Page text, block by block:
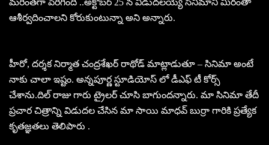
ఆశీర్వదించాలని కోరుకుంటున్నా అని అన్నారు.
హీరో, దర్శక నిర్మాత చంద్రశేఖర్ రాథోడ్ మాట్లాడుతూ – సినిమా అంటే
నాకు చాలా ఇష్టం. అన్నపూర్ణ స్టూడియోస్ లో డీఎఫ్ టీ కోర్స్
చేశాను.దిల్ రాజు గారు ట్రైలర్ చూసి బాగుందన్నారు. మా సినిమా తేదీ
ప్రచార చిత్రాన్ని విడుదల చేసిన మా సాయి మాధవ్ బుర్రా గారికి ప్రత్యేక
కృతజ్ఞతలు తెలిపారు .